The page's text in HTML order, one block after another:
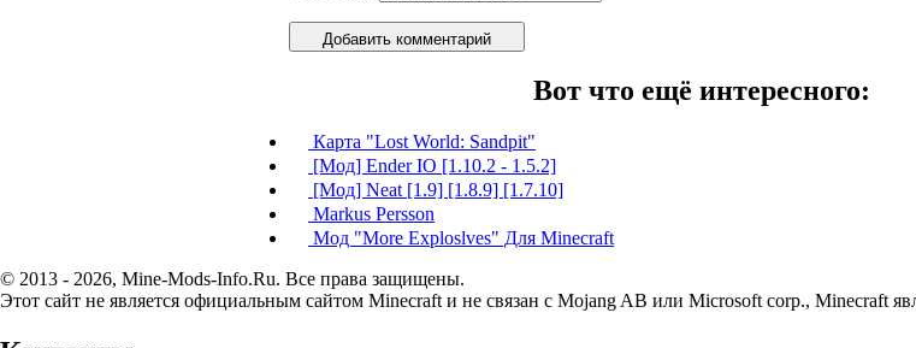
Добавить комментарий
Вот что ещё интересного:
Карта "Lost World: Sandpit"
[Мод] Ender IO [1.10.2 - 1.5.2]
[Мод] Neat [1.9] [1.8.9] [1.7.10]
Markus Persson
Мод "More Exploslves" Для Minecraft
© 2013 - 2026, Mine-Mods-Info.Ru. Все права защищены.
Этот сайт не является официальным сайтом Minecraft и не связан с Mojang AB или Microsoft corp., Minecraft